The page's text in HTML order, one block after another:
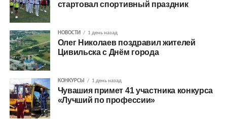
стартовал спортивный праздник
НОВОСТИ 1 день назад
Олег Николаев поздравил жителей
Цивильска с Днём города
КОНКУРСЫ 1 день назад
Чувашия примет 41 участника конкурса
«Лучший по профессии»